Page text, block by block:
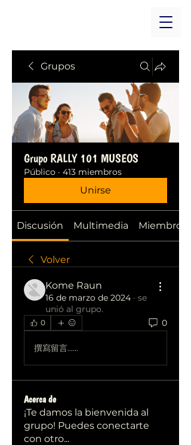
Grupos
Grupo RALLY 101 MUSEOS
Público · 413 miembros
Unirse
Discusión Multimedia Miembros
Volver
Kome Raun
16 de marzo de 2024 · se
unió al grupo.
0 0
撰寫留言......
Acerca de
¡Te damos la bienvenida al
grupo! Puedes conectarte
con otro...